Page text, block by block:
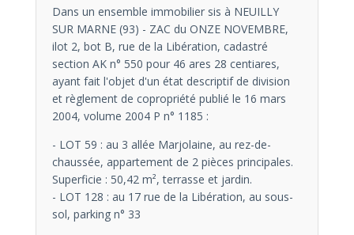
Dans un ensemble immobilier sis à NEUILLY
SUR MARNE (93) - ZAC du ONZE NOVEMBRE,
ilot 2, bot B, rue de la Libération, cadastré
section AK n° 550 pour 46 ares 28 centiares,
ayant fait l'objet d'un état descriptif de division
et règlement de copropriété publié le 16 mars
2004, volume 2004 P n° 1185 :
- LOT 59 : au 3 allée Marjolaine, au rez-de-
chaussée, appartement de 2 pièces principales.
Superficie : 50,42 m², terrasse et jardin.
- LOT 128 : au 17 rue de la Libération, au sous-
sol, parking n° 33